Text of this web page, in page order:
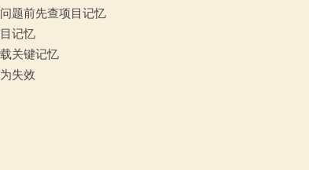
题前先查项目记忆
记忆
关键记忆
失效